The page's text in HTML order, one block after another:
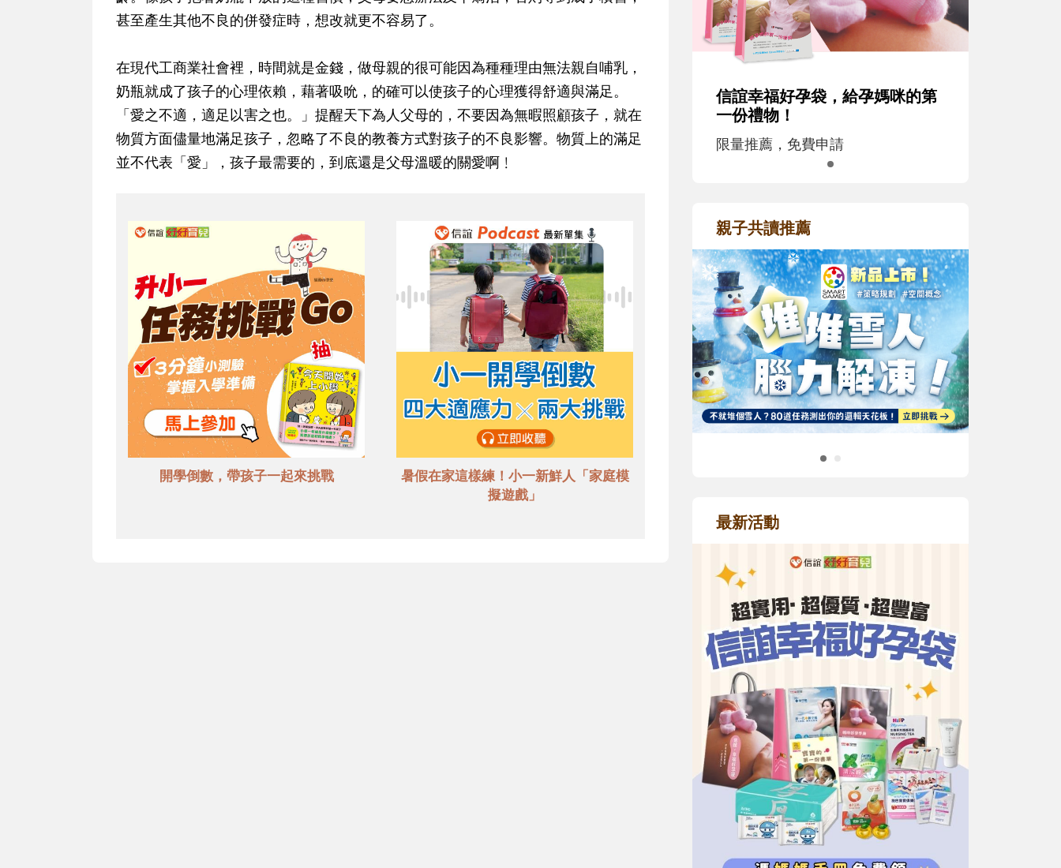
甚至產生其他不良的併發症時，想改就更不容易了。
在現代工商業社會裡，時間就是金錢，做母親的很可能因為種種理由無法親自哺乳，
奶瓶就成了孩子的心理依賴，藉著吸吮，的確可以使孩子的心理獲得舒適與滿足。
「愛之不適，適足以害之也。」提醒天下為人父母的，不要因為無暇照顧孩子，就在
物質方面儘量地滿足孩子，忽略了不良的教養方式對孩子的不良影響。物質上的滿足
並不代表「愛」，孩子最需要的，到底還是父母溫暖的關愛啊﹗
開學倒數，帶孩子一起來挑戰
暑假在家這樣練！小一新鮮人「家庭模
擬遊戲」
信誼幸福好孕袋，給孕媽咪的第
一份禮物！
限量推薦，免費申請
親子共讀推薦
最新活動